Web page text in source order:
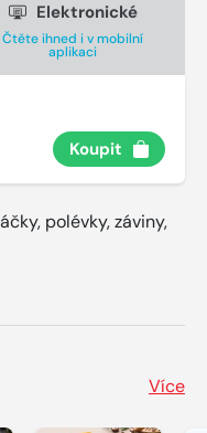
Elektronické
Čtěte ihned i v mobilní
aplikaci
Koupit
polévky, záviny,
Více